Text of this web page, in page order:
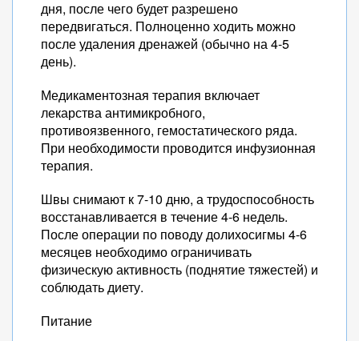
дня, после чего будет разрешено
передвигаться. Полноценно ходить можно
после удаления дренажей (обычно на 4-5
день).
Медикаментозная терапия включает
лекарства антимикробного,
противоязвенного, гемостатического ряда.
При необходимости проводится инфузионная
терапия.
Швы снимают к 7-10 дню, а трудоспособность
восстанавливается в течение 4-6 недель.
После операции по поводу долихосигмы 4-6
месяцев необходимо ограничивать
физическую активность (поднятие тяжестей) и
соблюдать диету.
Питание